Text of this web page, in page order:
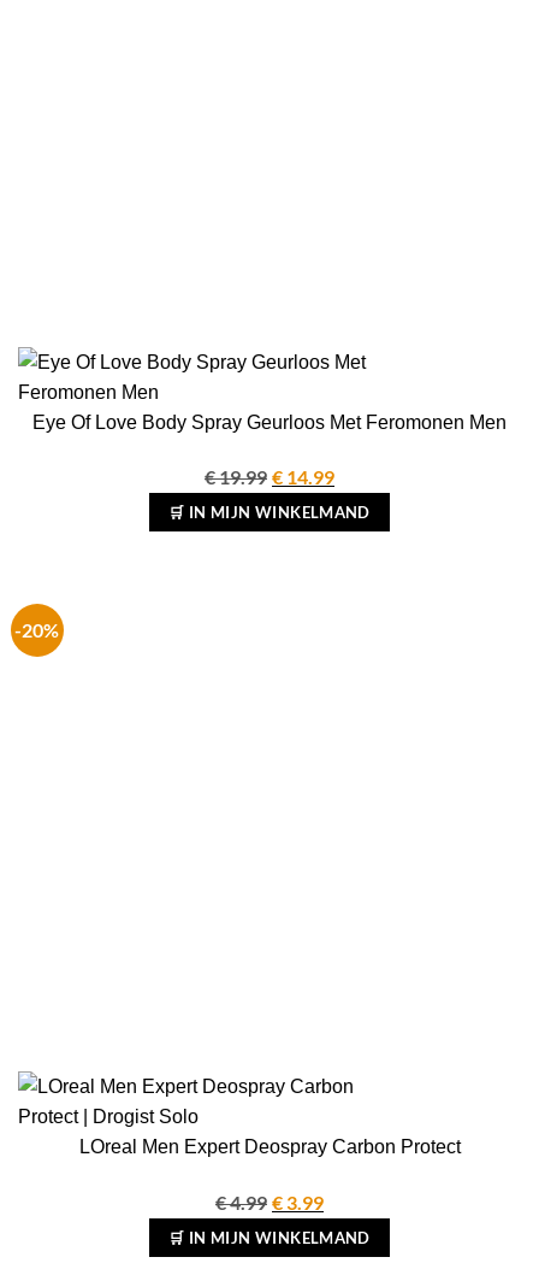
Eye Of Love Body Spray Geurloos Met Feromonen Men
€19.99 Oorspronkelijke
prijs
was:
€ 14.99Huidige
prijs
is:
🛒 IN MIJN WINKELMAND
-20%
LOreal Men Expert Deospray Carbon Protect
€4.99 Oorspronkelijke
prijs
€3.99Huidige
prijs
🛒 IN MIJN WINKELMAND